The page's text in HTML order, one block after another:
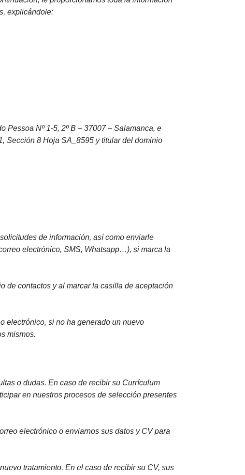
explicándole:
Nº 1-5, 2º B – 37007 – Salamanca, e
Sección 8 Hoja SA_8595 y titular del dominio
de información, así como enviarle
electrónico, SMS, Whatsapp…), si marca la
de contactos y al marcar la casilla de aceptación
electrónico, si no ha generado un nuevo
mismos.
o dudas. En caso de recibir su Currículum
en nuestros procesos de selección presentes
electrónico o enviarnos sus datos y CV para
tratamiento. En el caso de recibir su CV, sus